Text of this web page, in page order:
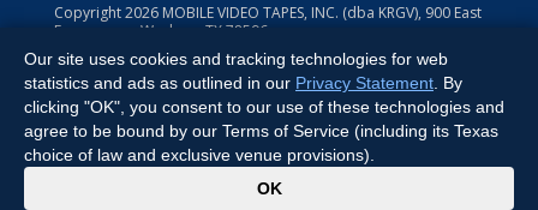
Copyright2026 MOBILE VIDEO TAPES, INC. (dba KRGV), 900 East
Expressway, Weslaco, TX 78596.
All Rights Reserved. Powered by:Ruby Shore Software
Our site uses cookies and tracking technologies for web
statistics and ads as outlined in our Privacy Statement . By
clicking "OK", you consent to our use of these technologies and
agree to be bound by our Terms of Service (including its Texas
choice of law and exclusive venue provisions).
OK